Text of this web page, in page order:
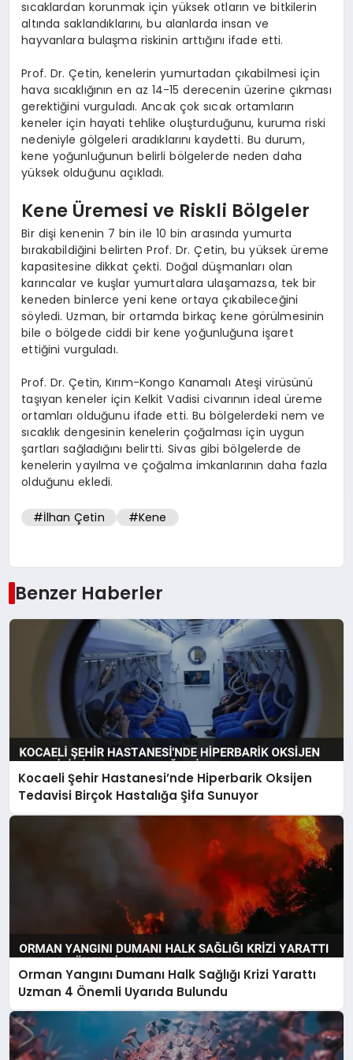
sıcaklardan korunmak için yüksek otların ve bitkilerin
altında saklandıklarını, bu alanlarda insan ve
hayvanlara bulaşma riskinin arttığını ifade etti.
Prof. Dr. Çetin, kenelerin yumurtadan çıkabilmesi için
hava sıcaklığının en az 14-15 derecenin üzerine çıkması
gerektiğini vurguladı. Ancak çok sıcak ortamların
keneler için hayati tehlike oluşturduğunu, kuruma riski
nedeniyle gölgeleri aradıklarını kaydetti. Bu durum,
kene yoğunluğunun belirli bölgelerde neden daha
yüksek olduğunu açıkladı.
Kene Üremesi ve Riskli Bölgeler
Bir dişi kenenin 7 bin ile 10 bin arasında yumurta
bırakabildiğini belirten Prof. Dr. Çetin, bu yüksek üreme
kapasitesine dikkat çekti. Doğal düşmanları olan
karıncalar ve kuşlar yumurtalara ulaşamazsa, tek bir
keneden binlerce yeni kene ortaya çıkabileceğini
söyledi. Uzman, bir ortamda birkaç kene görülmesinin
bile o bölgede ciddi bir kene yoğunluğuna işaret
ettiğini vurguladı.
Prof. Dr. Çetin, Kırım-Kongo Kanamalı Ateşi virüsünü
taşıyan keneler için Kelkit Vadisi civarının ideal üreme
ortamları olduğunu ifade etti. Bu bölgelerdeki nem ve
sıcaklık dengesinin kenelerin çoğalması için uygun
şartları sağladığını belirtti. Sivas gibi bölgelerde de
kenelerin yayılma ve çoğalma imkanlarının daha fazla
olduğunu ekledi.
#İlhan Çetin #Kene
Benzer Haberler
Kocaeli Şehir Hastanesi’nde Hiperbarik Oksijen
Tedavisi Birçok Hastalığa Şifa Sunuyor
Orman Yangını Dumanı Halk Sağlığı Krizi Yarattı
Uzman 4 Önemli Uyarıda Bulundu